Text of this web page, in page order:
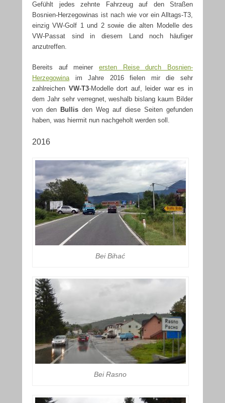
Gefühlt jedes zehnte Fahrzeug auf den Straßen
Bosnien-Herzegowinas ist nach wie vor ein Alltags-T3,
einzig VW-Golf 1 und 2 sowie die alten Modelle des
VW-Passat sind in diesem Land noch häufiger
anzutreffen.
Bereits auf meiner ersten Reise durch Bosnien-
Herzegowinaim Jahre 2016 fielen mir die sehr
zahlreichen VW-T3-Modelle dort auf, leider war es in
dem Jahr sehr verregnet, weshalb bislang kaum Bilder
von den Bullis den Weg auf diese Seiten gefunden
haben, was hiermit nun nachgeholt werden soll.
2016
Bei Bihać
Bei Rasno